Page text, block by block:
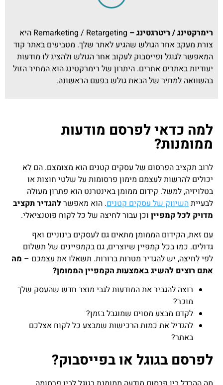
רימרקטינג / ריטרגטינג –
Remarketing / Retargeting היא
צורת מעקב אחר הגולש שהגיע לאתר שלך. מטביעים באתר קוד
המאפשר לגוגל ופייסבוק לעקוב אחר הגולש ולהציג לו מודעות
יעודיות באתרים אחרים. היתרון של רימרקטינג הוא המחיר הזול
בהשוואה למחיר של הבאת גולש בפעם הראשונה.
למה כדאי לפרסם מודעות
ממומנות?
לרוב תקציב הפרסום של עסקים קטנים הוא מצומצם. הם לא
יכולים להרשות לעצמם מימון פרסומות על שלטי חוצות או
בטלויזיה, למשל. קידום ממומן באינטרנט הוא פתרון מעולה
לבעייתהשיווק של עסקים קטנים. הוא מאפשרלהגדיר תקציב
מדויק לכל קמפיין וכן עבור לחיצה של כל לקוח פוטנציאלי.
עם זאת, הקידום הממומן מתאים גם לעסקים בינוניים ואף
גדולים. כמו בכל קמפיין שיוצרים, גם בקמפיינים של תשלום
לפי לחיצה, יש להגדיר מטרות ברורות. תשאלו את עצמכם – מה
אתם רוצים להשיג באמצעות הקמפיין הממומן?
רוצה להגביר את המודעות לגבי מוצר חדש שהעסק שלך
מוכר?
לקדם מבצע מסוים שמוגבל בזמן?
להגדיל את כמות הרכישות שמבצע כל לקוח אצלכם
באתר?
לפרסם בגוגל או בפייסבוק?